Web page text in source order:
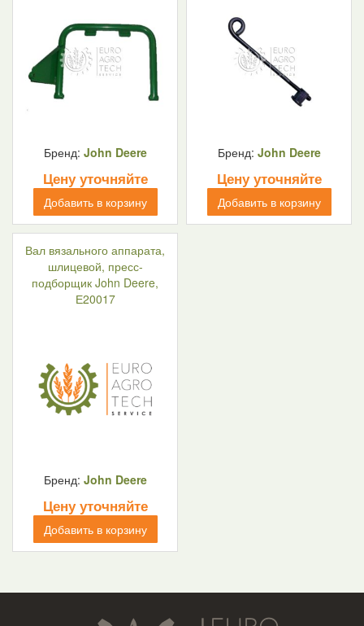
Бренд: John Deere
Цену уточняйте
Добавить в корзину
Бренд: John Deere
Цену уточняйте
Добавить в корзину
Вал вязального аппарата,
шлицевой, пресс-
подборщик John Deere,
Е20017
Бренд: John Deere
Цену уточняйте
Добавить в корзину